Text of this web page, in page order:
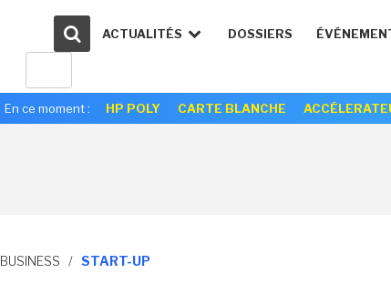
ACTUALITÉS DOSSIERS
En ce moment : HP POLY CARTE BLANCHE
BUSINESS / START-UP